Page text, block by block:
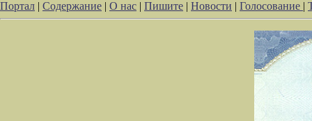
Портал | Содержание | О нас | Пишите | Новости | Голосование |